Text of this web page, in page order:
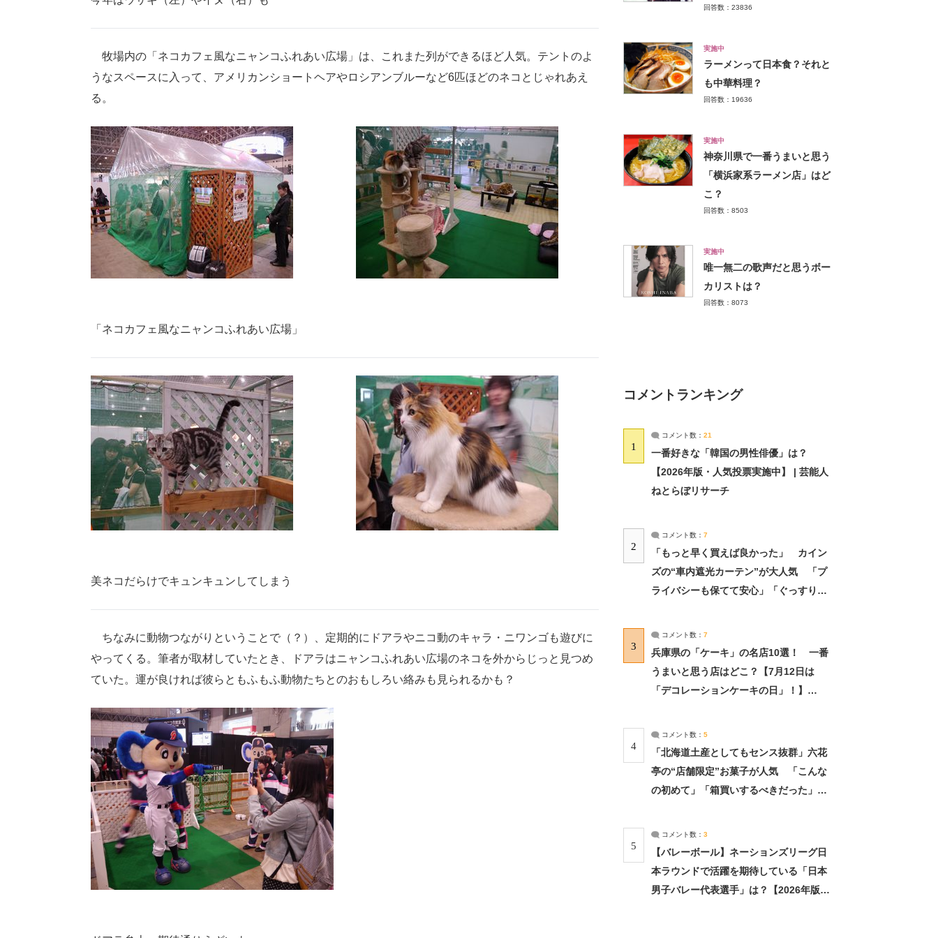
牧場内の「ネコカフェ風なニャンコふれあい広場」は、これまた列ができるほど人気。テントのよ
うなスペースに入って、アメリカンショートヘアやロシアンブルーなど6匹ほどのネコとじゃれあえ
る。
「ネコカフェ風なニャンコふれあい広場」
美ネコだらけでキュンキュンしてしまう
ちなみに動物つながりということで（？）、定期的にドアラやニコ動のキャラ・ニワンゴも遊びに
やってくる。筆者が取材していたとき、ドアラはニャンコふれあい広場のネコを外からじっと見つめ
ていた。運が良ければ彼らともふもふ動物たちとのおもしろい絡みも見られるかも？
回答数：23836
実施中
ラーメンって日本食？それと
も中華料理？
回答数：19636
実施中
神奈川県で一番うまいと思う
「横浜家系ラーメン店」はど
こ？
回答数：8503
実施中
唯一無二の歌声だと思うボー
カリストは？
回答数：8073
コメントランキング
1
コメント数： 21
一番好きな「韓国の男性俳優」は？
【2026年版・人気投票実施中】 | 芸能人
ねとらぼリサーチ
2
コメント数： 7
「もっと早く買えば良かった」 カイン
ズの“車内遮光カーテン”が大人気 「プ
ライバシーも保てて安心」「ぐっすり眠
3
コメント数： 7
兵庫県の「ケーキ」の名店10選！ 一番
うまいと思う店はどこ？【7月12日は
「デコレーションケーキの日」！】
4
コメント数： 5
「北海道土産としてもセンス抜群」六花
亭の“店舗限定”お菓子が人気 「こんな
の初めて」「箱買いするべきだった」
5
コメント数： 3
【バレーボール】ネーションズリーグ日
本ラウンドで活躍を期待している「日本
男子バレー代表選手」は？【2026年版・